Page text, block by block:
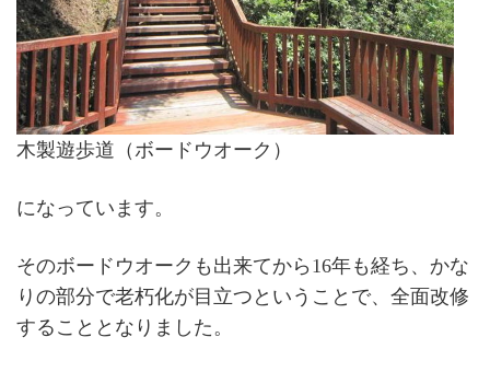
木製遊歩道（ボードウオーク）
になっています。
そのボードウオークも出来てから16年も経ち、かな
りの部分で老朽化が目立つということで、全面改修
することとなりました。